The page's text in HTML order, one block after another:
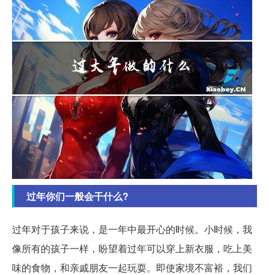
过年你们一般会干什么?
过年对于孩子来说，是一年中最开心的时候。小时候，我
像所有的孩子一样，盼望着过年可以穿上新衣服，吃上美
味的食物，和亲戚朋友一起玩耍。即使家境不富裕，我们